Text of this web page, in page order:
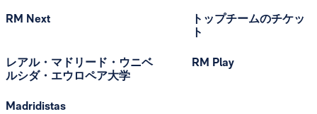
RM Next
レアル・マドリード・ウニベ
ルシダ・エウロペア大学
Madridistas
トップチームのチケッ
ト
RM Play